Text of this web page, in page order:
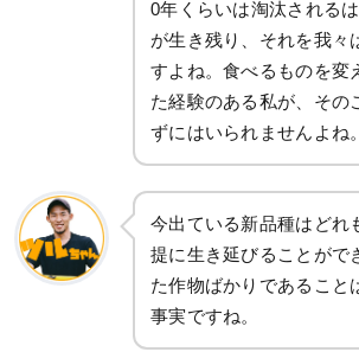
0年くらいは淘汰される
が生き残り、それを我々
すよね。食べるものを変
た経験のある私が、その
ずにはいられませんよね。
今出ている新品種はどれ
提に生き延びることがで
た作物ばかりであること
事実ですね。